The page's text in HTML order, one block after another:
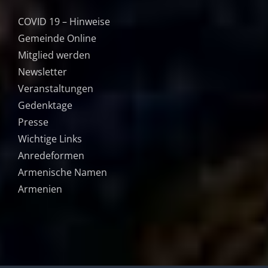
COVID 19 – Hinweise
Gemeinde Online
Mitglied werden
Newsletter
Veranstaltungen
Gedenktage
Presse
Wichtige Links
Anredeformen
Armenische Namen
Armenien